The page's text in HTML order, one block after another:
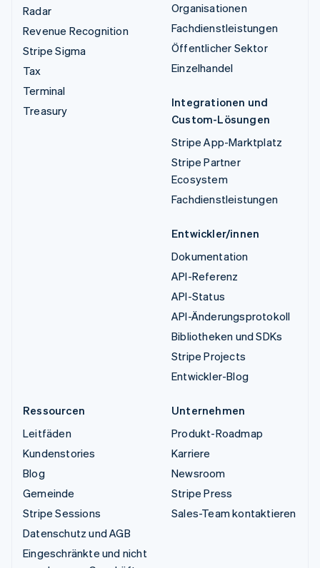
Radar
Revenue Recognition
Stripe Sigma
Tax
Terminal
Treasury
Organisationen
Fachdienstleistungen
Öffentlicher Sektor
Einzelhandel
Integrationen und
Custom-Lösungen
Stripe App-Marktplatz
Stripe Partner
Ecosystem
Fachdienstleistungen
Entwickler/innen
Dokumentation
API-Referenz
API-Status
API-Änderungsprotokoll
Bibliotheken und SDKs
Stripe Projects
Entwickler-Blog
Ressourcen
Leitfäden
Kundenstories
Blog
Gemeinde
Stripe Sessions
Datenschutz und AGB
Eingeschränkte und nicht
Unternehmen
Produkt-Roadmap
Karriere
Newsroom
Stripe Press
Sales-Team kontaktieren